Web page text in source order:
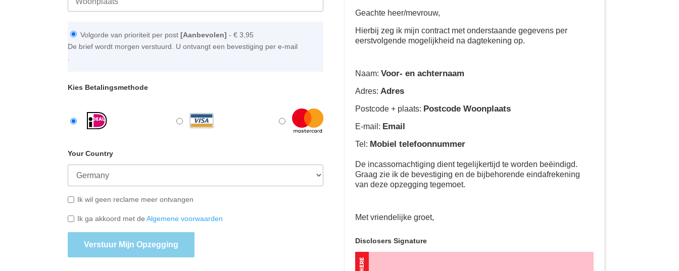
Volgorde van prioriteit per post[Aanbevolen]-€ 3,95
De brief wordt morgen verstuurd. U ontvangt een bevestiging per e-mail
Kies Betalingsmethode
Your Country
Ik wil geen reclame meer ontvangen
Ik ga akkoord met deAlgemene voorwaarden
Verstuur Mijn Opzegging
Geachte heer/mevrouw,
Hierbij zeg ik mijn contract met onderstaande gegevens per
eerstvolgende mogelijkheid na dagtekening op.
Naam:Voor- en achternaam
Adres: Adres
Postcode + plaats: Postcode Woonplaats
E-mail: Email
Tel: Mobiel telefoonnummer
De incassomachtiging dient tegelijkertijd te worden beëindigd.
Graag zie ik de bevestiging en de bijbehorende eindafrekening
van deze opzegging tegemoet.
Met vriendelijke groet,
Disclosers Signature